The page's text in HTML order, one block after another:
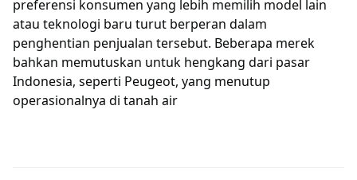
preferensi konsumen yang lebih memilih model lain
atau teknologi baru turut berperan dalam
penghentian penjualan tersebut. Beberapa merek
bahkan memutuskan untuk hengkang dari pasar
Indonesia, seperti Peugeot, yang menutup
operasionalnya di tanah air